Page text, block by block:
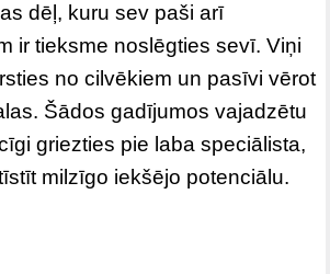
dēļ, kuru sev paši arī
ir tieksme noslēgties sevī. Viņi
no cilvēkiem un pasīvi vērot
Šādos gadījumos vajadzētu
griezties pie laba speciālista,
milzīgo iekšējo potenciālu.